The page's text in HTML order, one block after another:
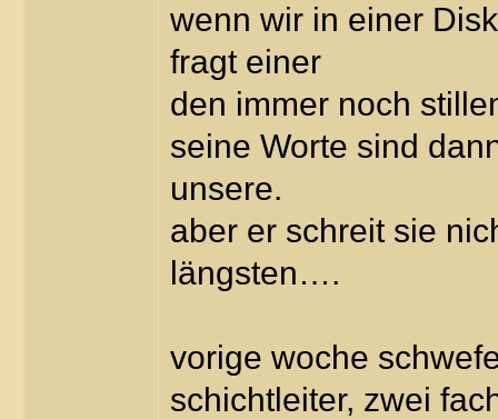
wenn wir in einer
fragt einer
den immer noch
seine Worte sind
unsere.
aber er schreit sie
längsten….
vorige woche
schichtleiter, zwei